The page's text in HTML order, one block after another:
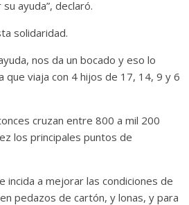
ayuda”, declaró.
solidaridad.
nos da un bocado y eso lo
que viaja con 4 hijos de 17, 14, 9 y 6
cruzan entre 800 a mil 200
los principales puntos de
incida a mejorar las condiciones de
pedazos de cartón, y lonas, y para